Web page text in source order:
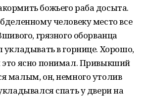
божьего раба досыта.
человеку место все
грязного оборванца
укладывать в горнице. Хорошо,
ясно понимал. Привыкший
малым, он, немного утолив
спать у двери на